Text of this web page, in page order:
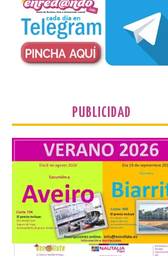
El TUS cuenta con
que llegan a la zona
puntos como el faro
Cabo Mayor,
a Ciriego. El Ayuntamiento de […]
Turismo de Extremadura
impulsa nuevas
iniciativas relacionadas
con el trío de eclipses
afianzar a Extremadura
como referente en
astroturismo
8 Ago 2026
PUBLICIDAD